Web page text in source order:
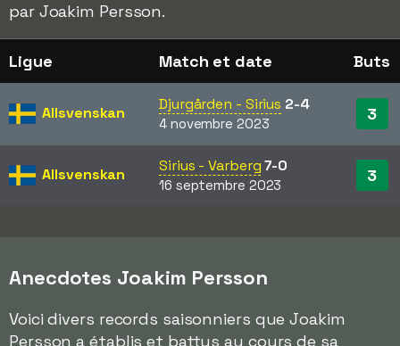
par Joakim Persson.
Ligue Match et date Buts
Allsvenskan Djurgården - Sirius 2-4
4 novembre 2023 3
Allsvenskan Sirius - Varberg 7-0
16 septembre 2023 3
Anecdotes Joakim Persson
Voici divers records saisonniers que Joakim
Persson a établis et battus au cours de sa